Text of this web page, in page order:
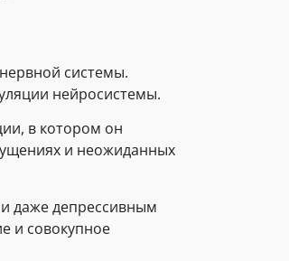
системы.
нейросистемы.
в котором он
и неожиданных
даже депрессивным
и совокупное